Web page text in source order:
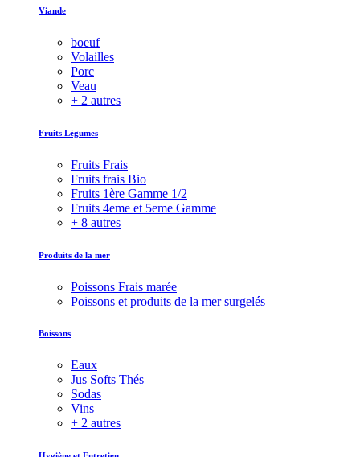
Viande
boeuf
Volailles
Porc
Veau
+ 2 autres
Fruits Légumes
Fruits Frais
Fruits frais Bio
Fruits 1ère Gamme 1/2
Fruits 4eme et 5eme Gamme
+ 8 autres
Produits de la mer
Poissons Frais marée
Poissons et produits de la mer surgelés
Boissons
Eaux
Jus Softs Thés
Sodas
Vins
+ 2 autres